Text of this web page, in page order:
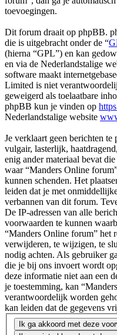
toevoegingen.
Dit forum draait op phpBB.
die is uitgebracht onder de “
(hierna “GPL”) en kan
en via de Nederlandstalige
software maakt
Limited is niet
geweigerd als toelaatbare
phpBB kun je vinden op
Nederlandstalige website
Je verklaart geen berichten te
vulgair, lasterlijk,
enig ander materiaal bevat
waar “Manders Online
kunnen schenden. Het
leiden dat je met
verbannen van dit forum.
De IP-adressen van alle
voorwaarden te kunnen
“Manders Online forum” het
verwijderen, te wijzigen, te
nodig achten. Als gebruiker
die je bij ons invoert wordt
deze informatie niet aan een
je toestemming, kan
verantwoordelijk worden
kan leiden dat de gegevens